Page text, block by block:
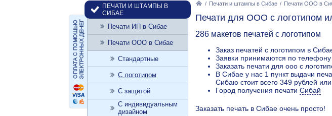
/ Печати и штампы в Сибае / Печати ООО в
Печати для ООО с логотипом
286 макетов печатей с логотипом
Заказ печатей с логотипом в
Заявки принимаются по
Заказать печати для ооо с
В Сибае у нас 1 пункт выдачи
Сибаю стоит всего 349 рублей
Город получения печати Сибай
Заказать печать в Сибае очень просто!
ПЕЧАТИ И ШТАМПЫ В
СИБАЕ
Печати ИП в Сибае
Печати ООО в Сибае
Стандартные
С логотипом
С защитой
С индивидуальным
дизайном